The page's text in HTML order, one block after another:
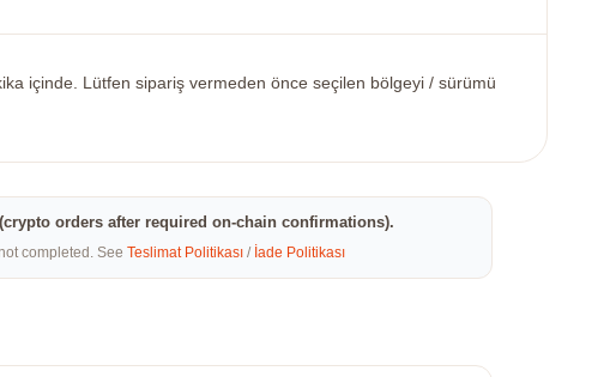
içinde. Lütfen sipariş vermeden önce seçilen bölgeyi / sürümü
orders after required on-chain confirmations).
completed. See Teslimat Politikası / İade Politikası